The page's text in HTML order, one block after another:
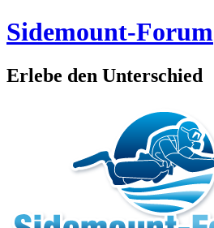
Sidemount-Forum
Erlebe den Unterschied